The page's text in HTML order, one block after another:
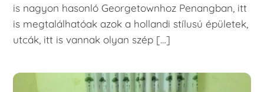
is nagyon hasonló Georgetownhoz Penangban, itt
is megtalálhatóak azok a hollandi stílusú épületek,
utcák, itt is vannak olyan szép […]